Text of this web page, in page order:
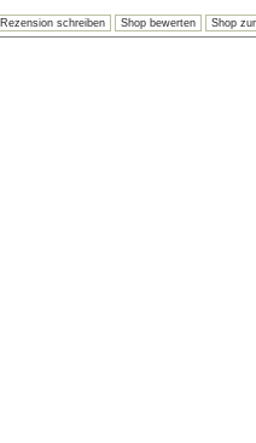
Rezension schreiben Shop bewerten Shop